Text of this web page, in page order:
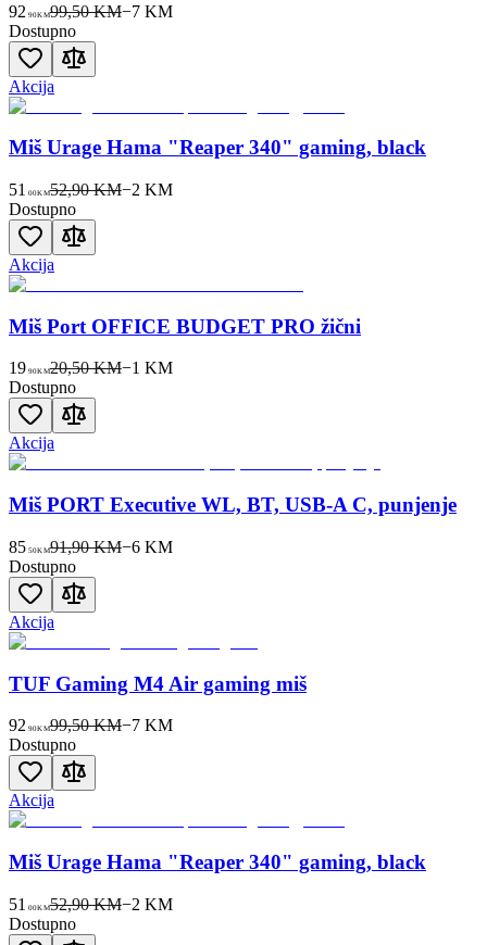
92 90KM99,50 KM−7KM
Dostupno
Akcija
Miš Urage Hama "Reaper 340" gaming, black
51 00KM52,90 KM−2 KM
Dostupno
Akcija
Miš Port OFFICE BUDGET PRO žični
19 90KM20,50 KM−1 KM
Dostupno
Akcija
Miš PORT Executive WL, BT, USB-A C, punjenje
85 50KM91,90 KM−6KM
Dostupno
Akcija
TUF Gaming M4 Air gaming miš
92 90KM99,50 KM−7KM
Dostupno
Akcija
Miš Urage Hama "Reaper 340" gaming, black
51 00KM52,90 KM−2 KM
Dostupno